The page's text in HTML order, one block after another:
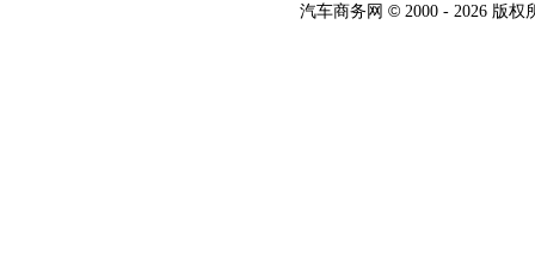
汽车商务网 © 2000 - 2026 版权